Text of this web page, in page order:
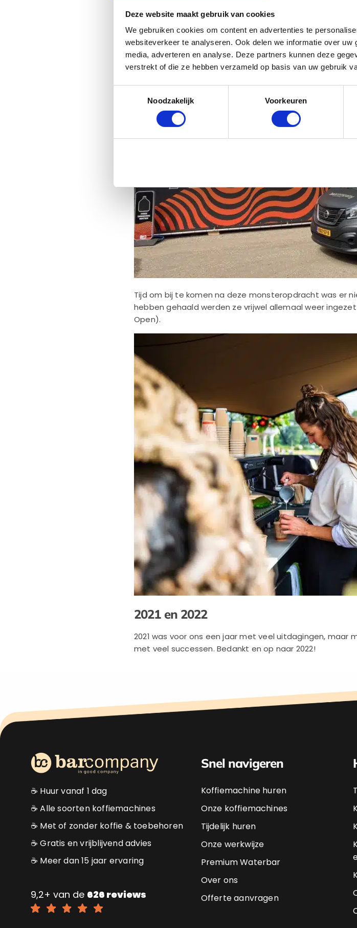
Deze website maakt gebruik van cookies
We gebruiken cookies om content en advertenties te
websiteverkeer te analyseren. Ook delen we informatie over
media, adverteren en analyse. Deze partners kunnen deze
verstrekt of die ze hebben verzameld op basis van uw gebruik
Noodzakelijk
Voorkeuren
Tijd om bij te komen na deze monsteropdracht was er
hebben gehaald werden ze vrijwel allemaal weer
Open).
2021 en 2022
2021 was voor ons een jaar met veel uitdagingen, maar
met veel successen. Bedankt en op naar 2022!
☕ Huur vanaf 1 dag
☕ Alle soorten koffiemachines
☕ Met of zonder koffie & toebehoren
☕ Gratis en vrijblijvend advies
☕ Meer dan 15 jaar ervaring
9,2+ van de 626 reviews
Snel navigeren
Koffiemachine huren
Onze koffiemachines
Tijdelijk huren
Onze werkwijze
Premium Waterbar
Over ons
Offerte aanvragen